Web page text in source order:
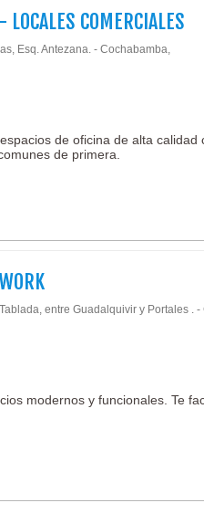
LOCALES COMERCIALES
Esq. Antezana. - Cochabamba,
de oficina de alta calidad
de primera.
entre Guadalquivir y Portales .
modernos y funcionales. Te